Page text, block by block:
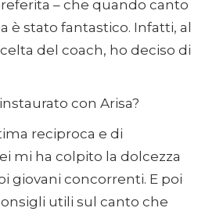
– che quando canto
è stato fantastico. Infatti, al
del coach, ho deciso di
con Arisa?
reciproca e di
mi ha colpito la dolcezza
giovani concorrenti. E poi
utili sul canto che